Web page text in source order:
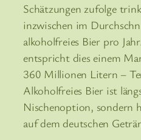
Schätzungen zufolge
inzwischen im
alkoholfreies Bier pro
entspricht dies einem
360 Millionen Litern –
Alkoholfreies Bier ist
Nischenoption, sondern
auf dem deutschen